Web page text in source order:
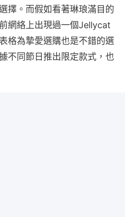
擇。而假如看著琳琅滿目的
網絡上出現過一個Jellycat
格為摯愛選購也是不錯的選
不同節日推出限定款式，也